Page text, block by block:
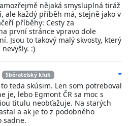
nějaká smysluplná tiráž
ale každý příběh má, stejně jako v
příběhy: Cesty za
první stránce vpravo dole
Jsou to takový malý skvosty, který
:)
Sběratelský klub
teda skúsim. Len som potreboval
je, lebo Egmont ČR sa moc s
titulu neobťažuje. Na starých
a ak je to z podobného
sadne.